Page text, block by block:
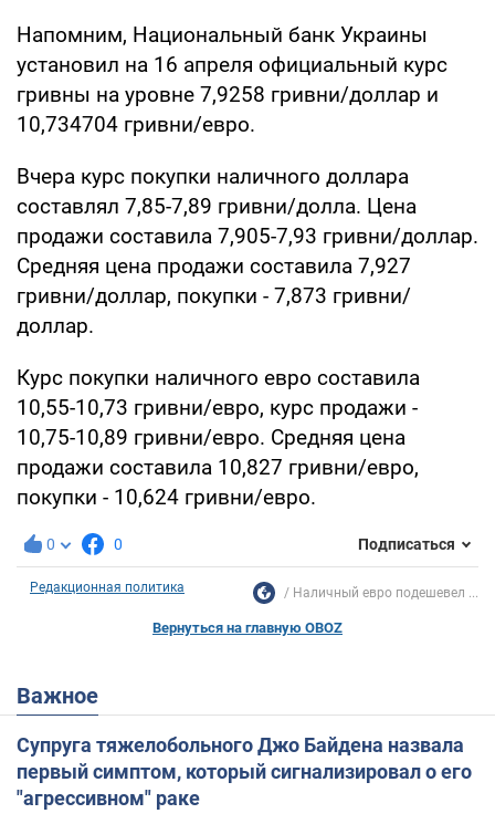
Напомним, Национальный банк Украины
установил на 16 апреля официальный курс
гривны на уровне 7,9258 гривни/доллар и
10,734704 гривни/евро.
Вчера курс покупки наличного доллара
составлял 7,85-7,89 гривни/долла. Цена
продажи составила 7,905-7,93 гривни/доллар.
Средняя цена продажи составила 7,927
гривни/доллар, покупки - 7,873 гривни/
доллар.
Курс покупки наличного евро составила
10,55-10,73 гривни/евро, курс продажи -
10,75-10,89 гривни/евро. Средняя цена
продажи составила 10,827 гривни/евро,
покупки - 10,624 гривни/евро.
0 0 Подписаться
Редакционная политика Наличный евро подешевел ...
Вернуться на главную OBOZ
Важное
Супруга тяжелобольного Джо Байдена назвала
первый симптом, который сигнализировал о его
"агрессивном" раке